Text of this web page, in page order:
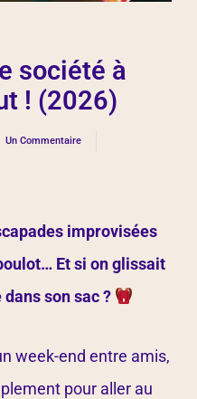
société à
! (2026)
Un Commentaire
improvisées
Et si on glissait
son sac ?
week-end entre amis,
pour aller au